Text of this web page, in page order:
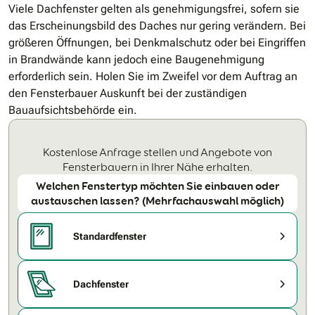
Viele Dachfenster gelten als genehmigungsfrei, sofern sie
das Erscheinungsbild des Daches nur gering verändern. Bei
größeren Öffnungen, bei Denkmalschutz oder bei Eingriffen
in Brandwände kann jedoch eine Baugenehmigung
erforderlich sein. Holen Sie im Zweifel vor dem Auftrag an
den Fensterbauer Auskunft bei der zuständigen
Bauaufsichtsbehörde ein.
Kostenlose Anfrage stellen und Angebote von
Fensterbauern in Ihrer Nähe erhalten.
Welchen Fenstertyp möchten Sie einbauen oder
austauschen lassen? (Mehrfachauswahl möglich)
Standardfenster
Dachfenster